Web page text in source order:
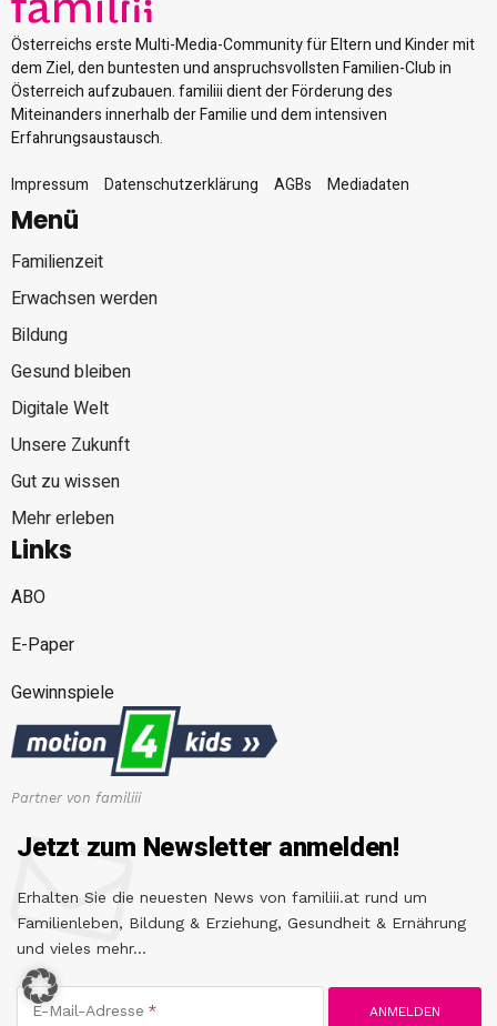
Österreichs erste Multi-Media-Community für Eltern und Kinder mit
dem Ziel, den buntesten und anspruchsvollsten Familien-Club in
Österreich aufzubauen. familiii dient der Förderung des
Miteinanders innerhalb der Familie und dem intensiven
Erfahrungsaustausch.
Impressum
Datenschutzerklärung AGBs Mediadaten
Menü
Familienzeit
Erwachsen werden
Bildung
Gesund bleiben
Digitale Welt
Unsere Zukunft
Gut zu wissen
Mehr erleben
Links
ABO
E-Paper
Gewinnspiele
Partner von familiii
Jetzt zum Newsletter anmelden!
Erhalten Sie die neuesten News von familiii.at rund um
Familienleben, Bildung & Erziehung, Gesundheit & Ernährung
und vieles mehr...
E-Mail-Adresse